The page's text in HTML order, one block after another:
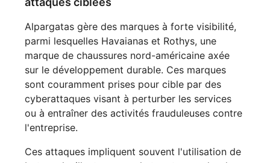
Alpargatas gère des marques à forte visibilité,
parmi lesquelles Havaianas et Rothys, une
marque de chaussures nord-américaine axée
sur le développement durable. Ces marques
sont couramment prises pour cible par des
cyberattaques visant à perturber les services
ou à entraîner des activités frauduleuses contre
l'entreprise.
Ces attaques impliquent souvent l'utilisation de